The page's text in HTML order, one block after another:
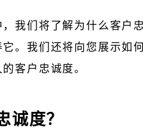
我们将了解为什么客户
。我们还将向您展示如
客户忠诚度。
诚度？